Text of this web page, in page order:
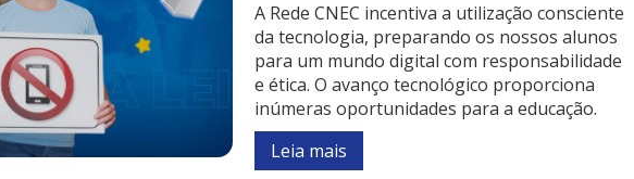
A Rede CNEC incentiva a utilização consciente
da tecnologia, preparando os nossos alunos
para um mundo digital com responsabilidade
e ética. O avanço tecnológico proporciona
inúmeras oportunidades para a educação.
Leia mais